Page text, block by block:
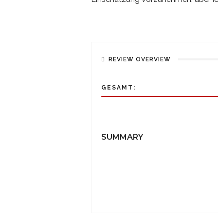
REVIEW OVERVIEW
GESAMT:
SUMMARY